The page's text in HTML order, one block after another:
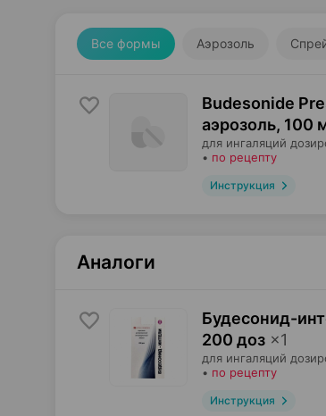
Все формы Аэрозоль
Budesonide
аэрозоль, 100
для ингаляций
• по рецепту
Инструкция
Аналоги
Будесонид-
200 доз ×1
для ингаляций
• по рецепту
Инструкция